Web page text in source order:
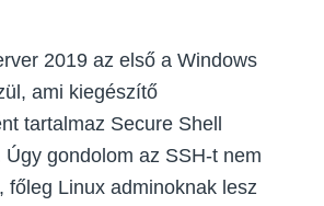
2019 az első a Windows
ami kiegészítő
tartalmaz Secure Shell
Úgy gondolom az SSH-t nem
főleg Linux adminoknak lesz